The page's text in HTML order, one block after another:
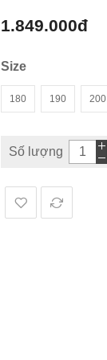
1.849.000đ
Size
180 190 200
Số lượng